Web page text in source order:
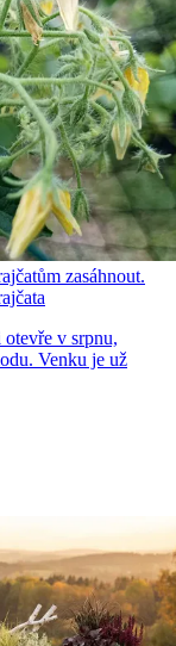
zasáhnout.
v srpnu,
Venku je už